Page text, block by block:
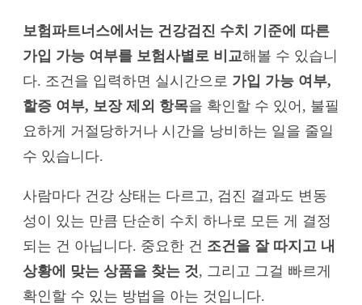
보험파트너스에서는 건강검진 수치 기준에 따른
가입 가능 여부를 보험사별로 비교해볼 수 있습니
다. 조건을 입력하면 실시간으로 가입 가능 여부,
할증 여부, 보장 제외 항목을 확인할 수 있어, 불필
요하게 거절당하거나 시간을 낭비하는 일을 줄일
수 있습니다.
사람마다 건강 상태는 다르고, 검진 결과도 변동
성이 있는 만큼 단순히 수치 하나로 모든 게 결정
되는 건 아닙니다. 중요한 건 조건을 잘 따지고 내
상황에 맞는 상품을 찾는 것, 그리고 그걸 빠르게
확인할 수 있는 방법을 아는 것입니다.